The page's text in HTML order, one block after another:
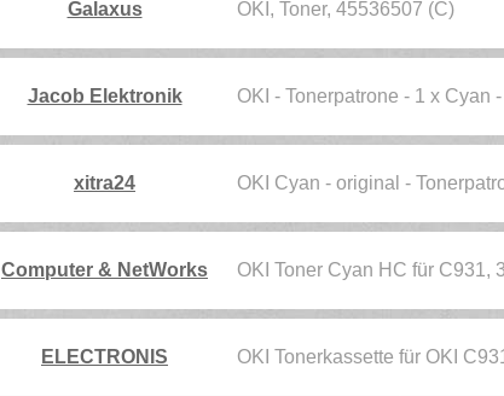
Galaxus OKI, Toner, 45536507 (C)
Jacob Elektronik OKI - Tonerpatrone - 1 x Cyan
xitra24 OKI Cyan - original -
Computer & NetWorks OKI Toner Cyan HC für C931,
ELECTRONIS OKI Tonerkassette für OKI